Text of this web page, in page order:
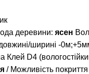
деревини: ясен
ширині -
Клей D4
/ Можливість